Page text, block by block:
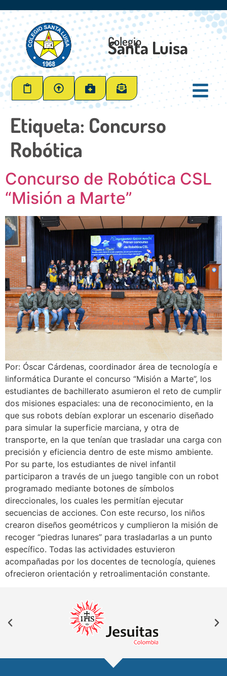
Colegio
Santa Luisa
Etiqueta: Concurso
Robótica
Concurso de Robótica CSL
“Misión a Marte”
Por: Óscar Cárdenas, coordinador área de tecnología e
Iinformática Durante el concurso “Misión a Marte”, los
estudiantes de bachillerato asumieron el reto de cumplir
dos misiones espaciales: una de reconocimiento, en la
que sus robots debían explorar un escenario diseñado
para simular la superficie marciana, y otra de
transporte, en la que tenían que trasladar una carga con
precisión y eficiencia dentro de este mismo ambiente.
Por su parte, los estudiantes de nivel infantil
participaron a través de un juego tangible con un robot
programado mediante botones de símbolos
direccionales, los cuales les permitían ejecutar
secuencias de acciones. Con este recurso, los niños
crearon diseños geométricos y cumplieron la misión de
recoger “piedras lunares” para trasladarlas a un punto
específico. Todas las actividades estuvieron
acompañadas por los docentes de tecnología, quienes
ofrecieron orientación y retroalimentación constante.